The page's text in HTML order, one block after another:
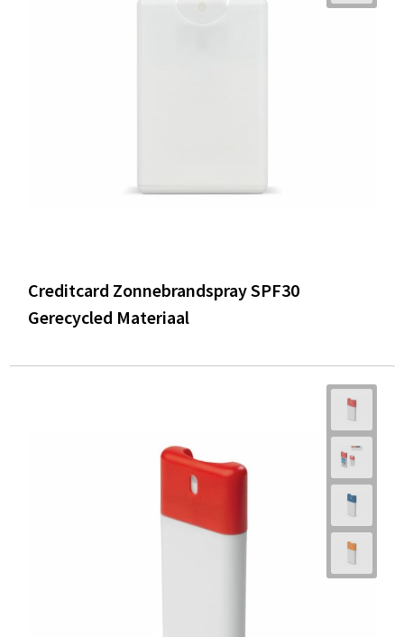
Creditcard Zonnebrandspray SPF30
Gerecycled Materiaal